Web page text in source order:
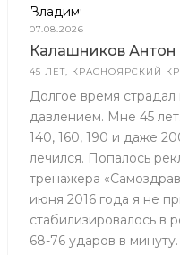
07.08.2026
Калашников
45 ЛЕТ, КРАСНОЯРСКИЙ
Долгое время
давлением. Мне 45
140, 160, 190 и даже
лечился. Попалось
тренажера
июня 2016 года я не
стабилизировалось в
68-76 ударов в